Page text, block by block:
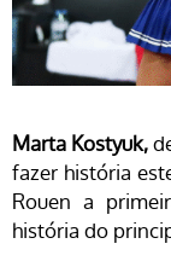
Marta Kostyuk,
fazer história
Rouen a
história do